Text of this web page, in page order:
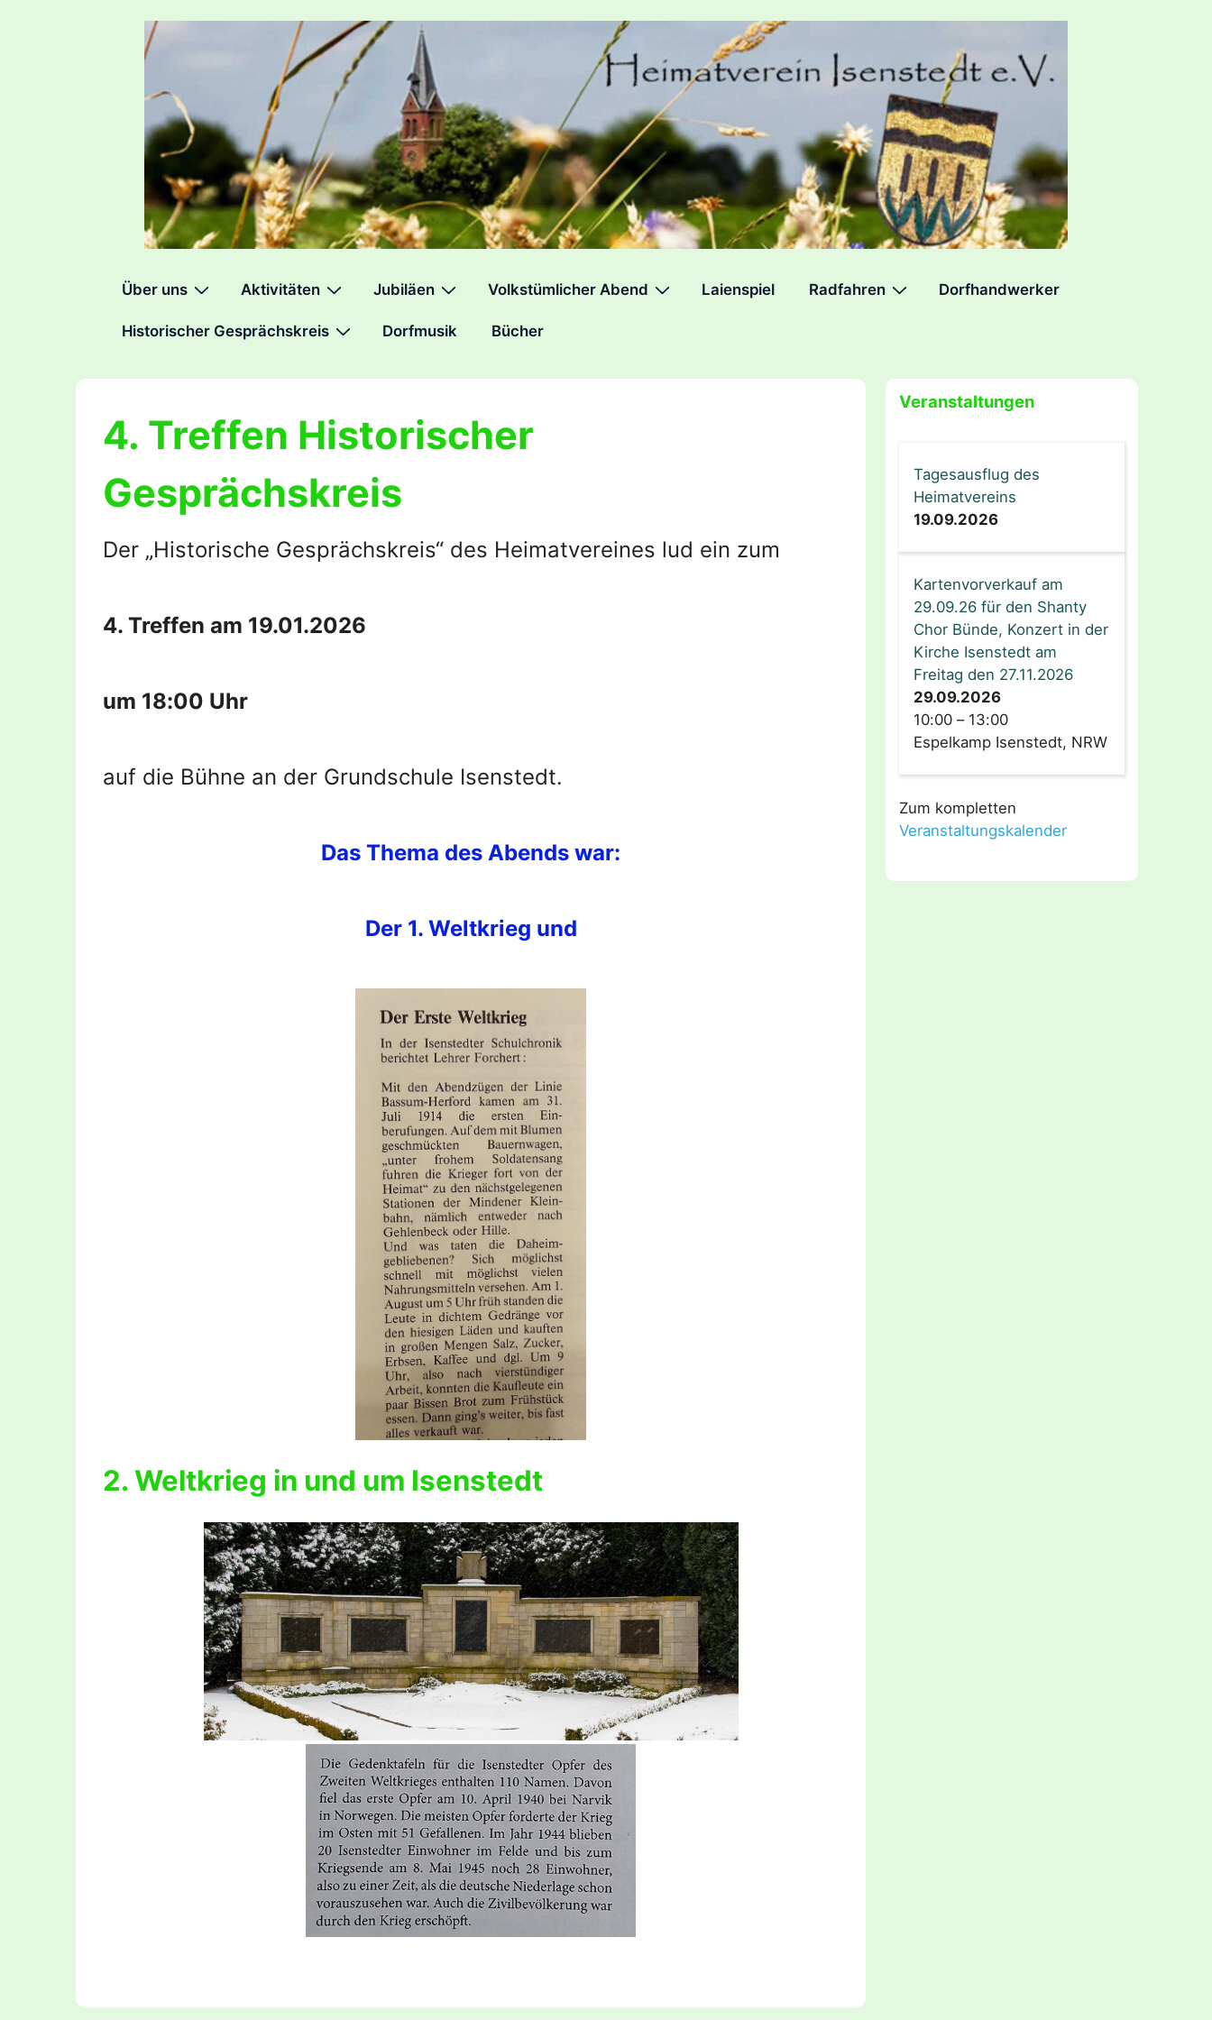
Hauptnavigation
Über uns Aktivitäten Jubiläen Volkstümlicher Abend Laienspiel Radfahren Dorfhandwerker
Historischer Gesprächskreis Dorfmusik Bücher
4. Treffen Historischer
Gesprächskreis
Der „Historische Gesprächskreis“ des Heimatvereines lud ein zum
4. Treffen am 19.01.2026
um 18:00 Uhr
auf die Bühne an der Grundschule Isenstedt.
Das Thema des Abends war:
Der 1. Weltkrieg und
2. Weltkrieg in und um Isenstedt
Veranstaltungen
Tagesausflug des
Heimatvereins
19.09.2026
Kartenvorverkauf am
29.09.26 für den Shanty
Chor Bünde, Konzert in der
Kirche Isenstedt am
Freitag den 27.11.2026
29.09.2026
10:00 – 13:00
Espelkamp Isenstedt, NRW
Zum kompletten
Veranstaltungskalender